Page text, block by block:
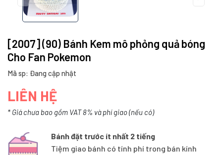
[2007] (90) Bánh Kem mô phỏng quả bóng
Cho Fan Pokemon
Mã sp: Đang cập nhật
LIÊN HỆ
* Giá chưa bao gồm VAT 8% và phí giao (nếu có)
Bánh đặt trước ít nhất 2 tiếng
Tiệm giao bánh có tính phí trong bán kính